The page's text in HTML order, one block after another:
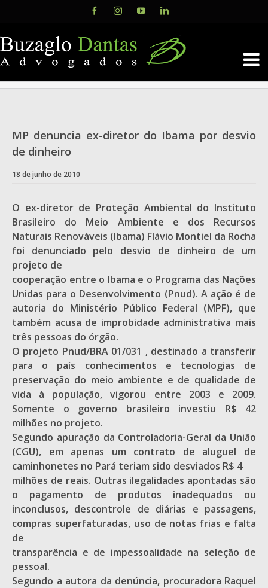
content
FacebookInstagramYouTubeLinkedIn
MP denuncia ex-diretor do Ibama por desvio
de dinheiro
18 de junho de 2010
O ex-diretor de Proteção Ambiental do Instituto
Brasileiro do Meio Ambiente e dos Recursos
Naturais Renováveis (Ibama) Flávio Montiel da Rocha
foi denunciado pelo desvio de dinheiro de um
projeto de
cooperação entre o Ibama e o Programa das Nações
Unidas para o Desenvolvimento (Pnud). A ação é de
autoria do Ministério Público Federal (MPF), que
também acusa de improbidade administrativa mais
três pessoas do órgão.
O projeto Pnud/BRA 01/031 , destinado a transferir
para o país conhecimentos e tecnologias de
preservação do meio ambiente e de qualidade de
vida à população, vigorou entre 2003 e 2009.
Somente o governo brasileiro investiu R$ 42
milhões no projeto.
Segundo apuração da Controladoria-Geral da União
(CGU), em apenas um contrato de aluguel de
caminhonetes no Pará teriam sido desviados R$ 4
milhões de reais. Outras ilegalidades apontadas são
o pagamento de produtos inadequados ou
inconclusos, descontrole de diárias e passagens,
compras superfaturadas, uso de notas frias e falta
de
transparência e de impessoalidade na seleção de
pessoal.
Segundo a autora da denúncia, procuradora Raquel